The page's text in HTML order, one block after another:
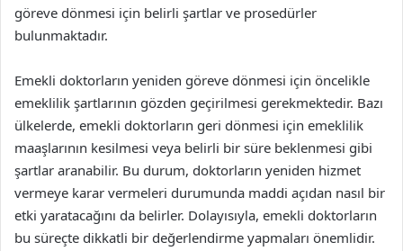
göreve dönmesi için belirli şartlar ve prosedürler
bulunmaktadır.
Emekli doktorların yeniden göreve dönmesi için öncelikle
emeklilik şartlarının gözden geçirilmesi gerekmektedir. Bazı
ülkelerde, emekli doktorların geri dönmesi için emeklilik
maaşlarının kesilmesi veya belirli bir süre beklenmesi gibi
şartlar aranabilir. Bu durum, doktorların yeniden hizmet
vermeye karar vermeleri durumunda maddi açıdan nasıl bir
etki yaratacağını da belirler. Dolayısıyla, emekli doktorların
bu süreçte dikkatli bir değerlendirme yapmaları önemlidir.